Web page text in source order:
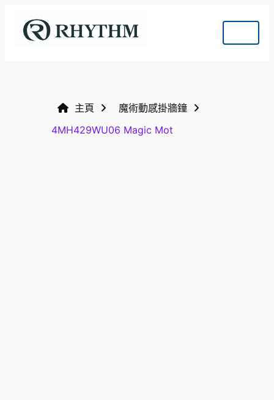
主頁
魔術動感掛牆鐘
4MH429WU06 Magic Mot